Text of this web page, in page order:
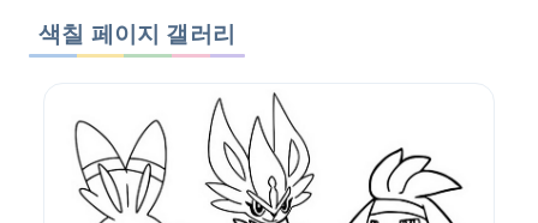
색칠 페이지 갤러리